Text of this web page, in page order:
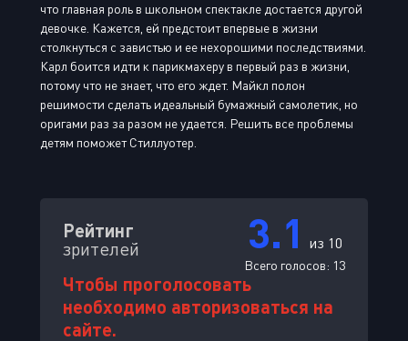
что главная роль в школьном спектакле достается другой
девочке. Кажется, ей предстоит впервые в жизни
столкнуться с завистью и ее нехорошими последствиями.
Карл боится идти к парикмахеру в первый раз в жизни,
потому что не знает, что его ждет. Майкл полон
решимости сделать идеальный бумажный самолетик, но
оригами раз за разом не удается. Решить все проблемы
детям поможет Стиллуотер.
Рейтинг
зрителей 3.1 из 10
Всего голосов: 13
Чтобы проголосовать
необходимо авторизоваться на
сайте.